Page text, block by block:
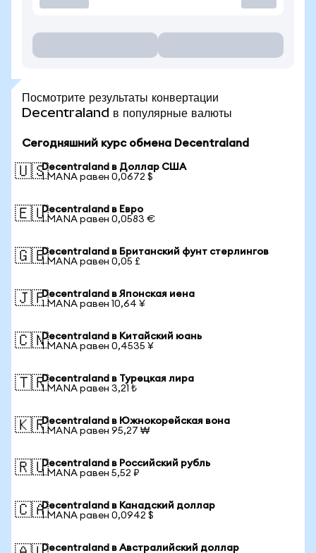
Посмотрите результаты конвертации
Decentraland в популярные валюты
Сегодняшний курс обмена Decentraland
🇺🇸Decentraland в Доллар США
1 MANA равен 0,0672 $
🇪🇺Decentraland в Евро
1 MANA равен 0,0583 €
🇬🇧Decentraland в Британский фунт стерлингов
1 MANA равен 0,05 £
🇯🇵Decentraland в Японская иена
1 MANA равен 10,64 ¥
🇨🇳Decentraland в Китайский юань
1 MANA равен 0,4535 ¥
🇹🇷Decentraland в Турецкая лира
1 MANA равен 3,21 ₺
🇰🇷Decentraland в Южнокорейская вона
1 MANA равен 95,27 ₩
🇷🇺Decentraland в Российский рубль
1 MANA равен 5,52 ₽
🇨🇦Decentraland в Канадский доллар
1 MANA равен 0,0942 $
Decentraland в Австралийский доллар